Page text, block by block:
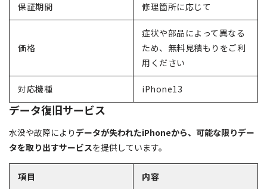
保証期間 修理箇所に応じて
価格
症状や部品によって異なる
ため、無料見積もりをご利
用ください
対応機種 iPhone13
データ復旧サービス
水没や故障によりデータが失われたiPhoneから、可能な限りデー
タを取り出すサービスを提供しています。
項目 内容